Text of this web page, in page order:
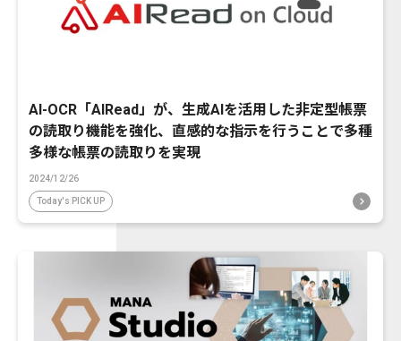
AI-OCR「AIRead」が、生成AIを活用した非定型帳票
の読取り機能を強化、直感的な指示を行うことで多種
多様な帳票の読取りを実現
2024/12/26
Today's PICK UP